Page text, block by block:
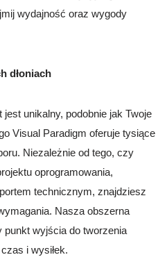
wydajność oraz wygody
dłoniach
unikalny, podobnie jak Twoje
Visual Paradigm oferuje tysiące
Niezależnie od tego, czy
oprogramowania,
technicznym, znajdziesz
Nasza obszerna
punkt wyjścia do tworzenia
i wysiłek.